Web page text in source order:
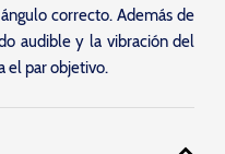
correcto. Además de
audible y la vibración del
el par objetivo.